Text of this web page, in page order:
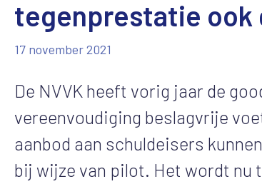
tegenprestatie ook
17 november 2021
De NVVK heeft vorig jaar de
vereenvoudiging beslagvrije
aanbod aan schuldeisers
bij wijze van pilot. Het wordt nu